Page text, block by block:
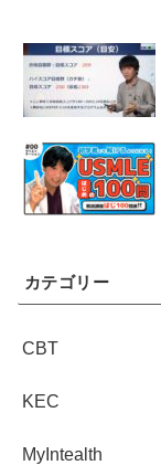
カテゴリー
CBT
KEC
MyIntealth